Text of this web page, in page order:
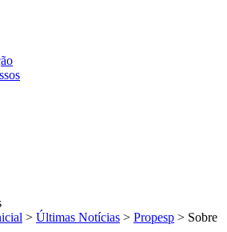
> Últimas Notícias > Propesp > Sobre